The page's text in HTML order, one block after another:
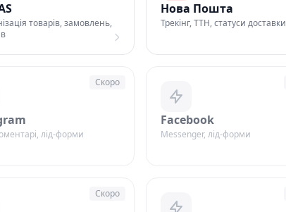
товарів, замовлень,
Нова Пошта
Трекінг, ТТН, статуси доставки
лід-форми
Скоро
Facebook
Messenger, лід-форми
Скоро